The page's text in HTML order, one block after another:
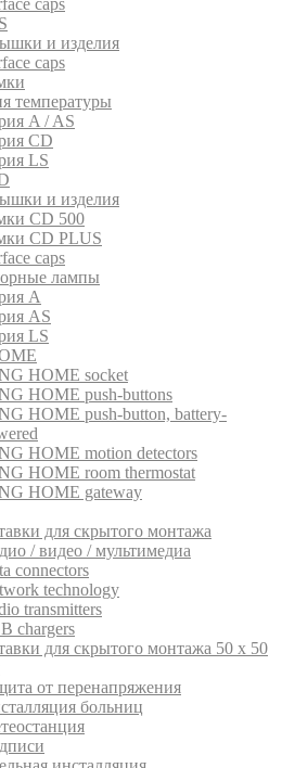
caps
и изделия
caps
температуры
A / AS
CD
LS
и изделия
CD 500
CD PLUS
caps
лампы
A
AS
LS
HOME socket
HOME push-buttons
HOME push-button, battery-
HOME motion detectors
HOME room thermostat
HOME gateway
для скрытого монтажа
/ видео / мультимедиа
connectors
technology
transmitters
chargers
для скрытого монтажа 50 x 50
от перенапряжения
больниц